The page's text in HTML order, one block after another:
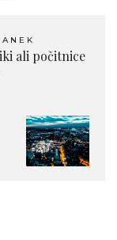
ali počitnice